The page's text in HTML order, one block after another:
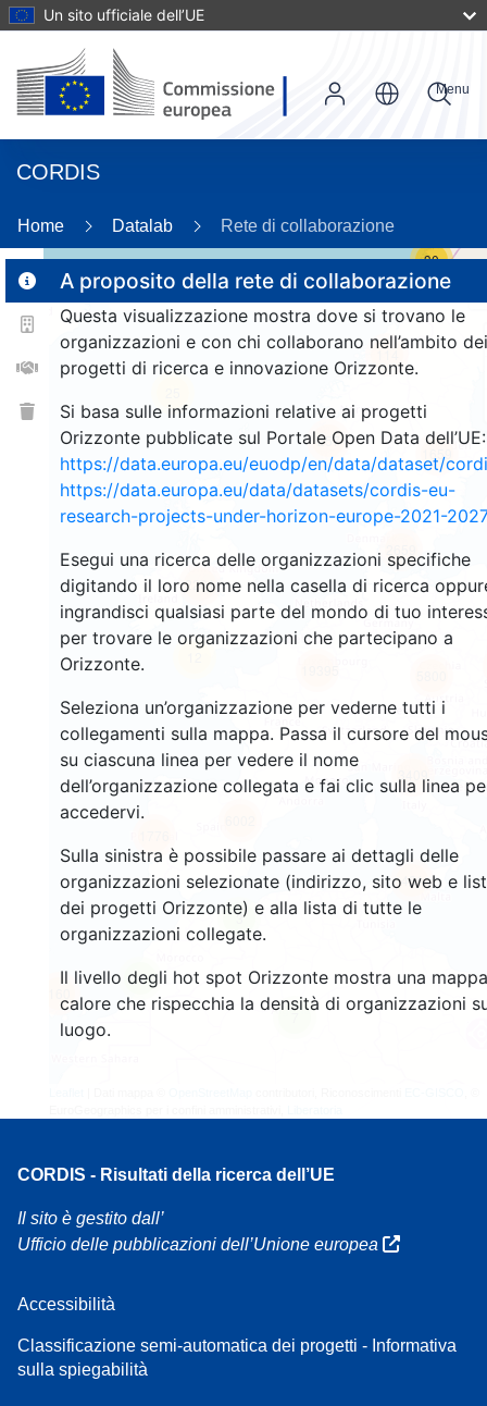
Un sito ufficiale dell’UE
CORDIS
Menu
Home Datalab Rete di collaborazione
A proposito della rete di collaborazione
Questa visualizzazione mostra dove si trovano le
organizzazioni e con chi collaborano nell’ambito dei
progetti di ricerca e innovazione Orizzonte.
Si basa sulle informazioni relative ai progetti
Orizzonte pubblicate sul Portale Open Data dell’UE:
https://data.europa.eu/euodp/en/data/dataset/
https://data.europa.eu/data/datasets/cordis-eu-
research-projects-under-horizon-europe-2021-2027
Esegui una ricerca delle organizzazioni specifiche
digitando il loro nome nella casella di ricerca
ingrandisci qualsiasi parte del mondo di tuo
per trovare le organizzazioni che partecipano a
Orizzonte.
Seleziona un’organizzazione per vederne tutti i
collegamenti sulla mappa. Passa il cursore del
su ciascuna linea per vedere il nome
dell’organizzazione collegata e fai clic sulla linea
accedervi.
Sulla sinistra è possibile passare ai dettagli delle
organizzazioni selezionate (indirizzo, sito web e
dei progetti Orizzonte) e alla lista di tutte le
organizzazioni collegate.
Il livello degli hot spot Orizzonte mostra una
calore che rispecchia la densità di organizzazioni
luogo.
7
4
30
2201
114
257
1659
3
481
CORDIS - Risultati della ricerca dell’UE
Il sito è gestito dall’
Ufficio delle pubblicazioni dell’Unione europea
Accessibilità
Classificazione semi-automatica dei progetti - Informativa
sulla spiegabilità